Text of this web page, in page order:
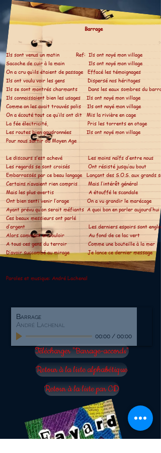
Barrage
Ils sont venus un matin Ref: Ils ont noyé mon village
Sacoche de cuir à la main Ils ont noyé mon village
On a cru qu’ils étaient de passage Effacé les témoignages
Ils ont voulu voir les gens Dispersé nos héritages
Ils se sont montrés charmants Dans les eaux sombres du
Ils connaissaient bien les usages Ils ont noyé mon village
Comme on les avait trouvés polis Ils ont noyé mon village
On a écouté tout ce qu’ils ont dit Mis la rivière en cage
La fée électricité, Pris les torrents en otage
Les routes bien goudronnées Ils ont noyé mon village
Pour nous sortir du Moyen Age
Le discours s’est achevé Les moins naïfs d’entre nous
Les regards se sont croisés Ont résisté jusqu’au bout
Embarrassés par ce beau langage Lançant des S.O.S. aux grands
Certains n’avaient rien compris Mais l’intérêt général
Mais les plus avertis A étouffé le scandale
Ont bien senti venir l’orage On a vu grandir le marécage
Ayant prévu qu’on serait méfiants A quoi bon en parler aujourd’hui
Ces beaux messieurs ont parlé
d’argent Les derniers espoirs sont
Alors comment en vouloir Au fond de ce lac vert
A tous ces gens du terroir Comme une bouteille à la mer
D’avoir succombé au mirage Je lance ce dernier message
Paroles et musique: André Lachenal
Barrage
André Lachenal
00:00 / 00:00
Télécharger "Barrage-accords"
Retour à la liste alphabétique
Retour à la liste par CD